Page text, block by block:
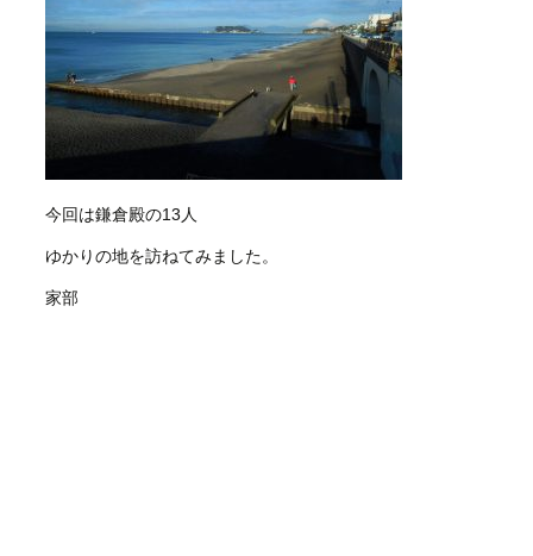
今回は鎌倉殿の13人
ゆかりの地を訪ねてみました。
家部